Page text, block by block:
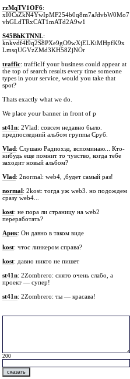
rzMqTV1OF6:
xI0CsZkN4YwIpMF254b0q8m7aJdvbW0Mo7
vhGLdTRxCAT1mATd2A9w1
S45BhKTNNL:
knkvdf4l9q2S8PXe9gO9wXjELKiMHpfK9x
LmsqUGVzZMd3KH58ZjNOr
traffic: trafficIf your business could appear at
the top of search results every time someone
types in your service, would you take that
spot?
Thats exactly what we do.
We place your banner in front of p
st41n: 2Vlad: совсем недавно было.
предпоследний альбом группы Сруб.
Vlad: Слушаю Радиохэд, вспоминаю... Кто-
нибудь еще помнит то чувство, когда тебе
заходит новый альбом?
Vlad: 2normal: web4, ,будет самый раз!
normal: 2kost: тогда уж web3. но подождем
сразу web4...
kost: не пора ли страницу на web2
переработать?
Арик: Он давно в таком виде
kost: чтос линкером справа?
kost: давно никто не пишет
st41n: 2Zombrero: снято очень слабо, а
проект — супер!
st41n: 2Zombrero: ты — красава!
200